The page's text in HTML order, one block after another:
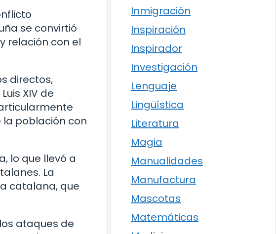
se convirtió
relación con el
directos,
XIV de
población con
lo que llevó a
La
catalana, que
ataques de
Inmigración
Inspiración
Inspirador
Investigación
Lenguaje
Lingüística
Literatura
Magia
Manualidades
Manufactura
Mascotas
Matemáticas